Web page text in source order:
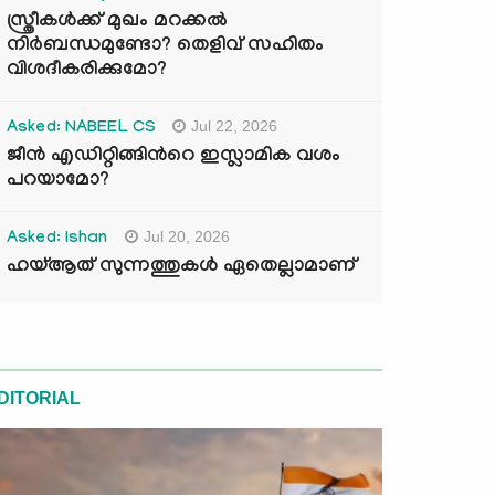
സ്ത്രീകൾക്ക് മുഖം മറക്കൽ
നിർബന്ധമുണ്ടോ? തെളിവ് സഹിതം
വിശദീകരിക്കുമോ?
Asked: NABEEL CS Jul 22, 2026
ജീൻ എഡിറ്റിങ്ങിന്‍റെ ഇസ്ലാമിക വശം
പറയാമോ?
Asked: Ishan Jul 20, 2026
ഹയ്ആത് സുന്നത്തുകൾ ഏതെല്ലാമാണ്